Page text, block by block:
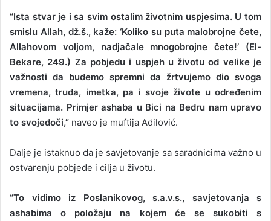
“Ista stvar je i sa svim ostalim životnim uspjesima. U tom
smislu Allah, dž.š., kaže: ‘Koliko su puta malobrojne čete,
Allahovom voljom, nadjačale mnogobrojne čete!’ (El-
Bekare, 249.) Za pobjedu i uspjeh u životu od velike je
važnosti da budemo spremni da žrtvujemo dio svoga
vremena, truda, imetka, pa i svoje živote u određenim
situacijama. Primjer ashaba u Bici na Bedru nam upravo
to svojedoči,” naveo je muftija Adilović.
Dalje je istaknuo da je savjetovanje sa saradnicima važno u
ostvarenju pobjede i cilja u životu.
“To vidimo iz Poslanikovog, s.a.v.s., savjetovanja s
ashabima o položaju na kojem će se sukobiti s